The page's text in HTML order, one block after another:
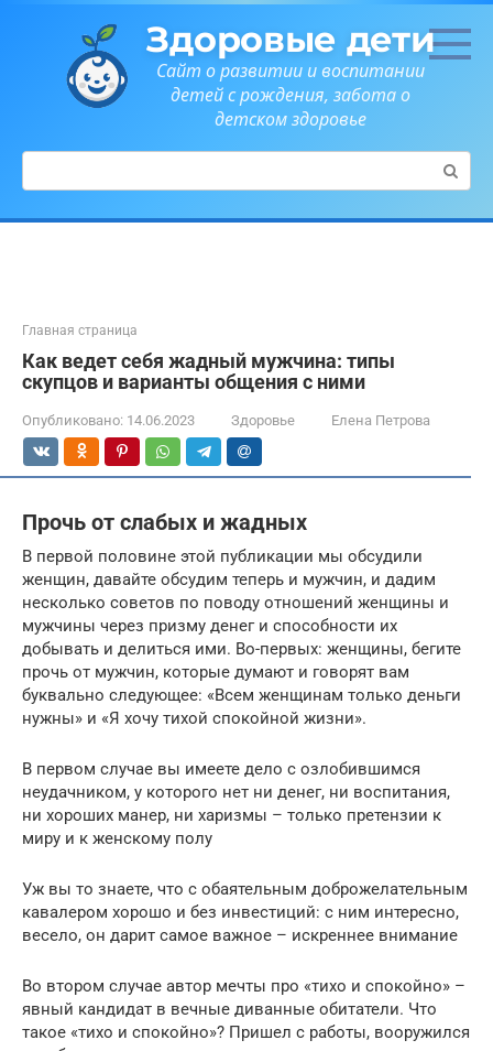
Здоровые дети
Сайт о развитии и воспитании
детей с рождения, забота о
детском здоровье
Поиск:
Главная страница
Как ведет себя жадный мужчина: типы
скупцов и варианты общения с ними
Опубликовано: 14.06.2023 Здоровье Елена Петрова
Прочь от слабых и жадных
В первой половине этой публикации мы обсудили
женщин, давайте обсудим теперь и мужчин, и дадим
несколько советов по поводу отношений женщины и
мужчины через призму денег и способности их
добывать и делиться ими. Во-первых: женщины, бегите
прочь от мужчин, которые думают и говорят вам
буквально следующее: «Всем женщинам только деньги
нужны» и «Я хочу тихой спокойной жизни».
В первом случае вы имеете дело с озлобившимся
неудачником, у которого нет ни денег, ни воспитания,
ни хороших манер, ни харизмы – только претензии к
миру и к женскому полу
Уж вы то знаете, что с обаятельным доброжелательным
кавалером хорошо и без инвестиций: с ним интересно,
весело, он дарит самое важное – искреннее внимание
Во втором случае автор мечты про «тихо и спокойно» –
явный кандидат в вечные диванные обитатели. Что
такое «тихо и спокойно»? Пришел с работы, вооружился